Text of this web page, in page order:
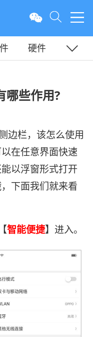
硬件
哪些作用?
边栏，该怎么使用
在任意界面快速
以浮窗形式打开
下面我们就来看
智能便捷】进入。